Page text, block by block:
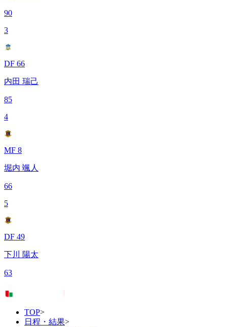
90
3
DF 66
内田 瑞己
85
4
MF 8
堀内 颯人
66
5
DF 49
下川 陽太
63
TOP>
日程・結果>